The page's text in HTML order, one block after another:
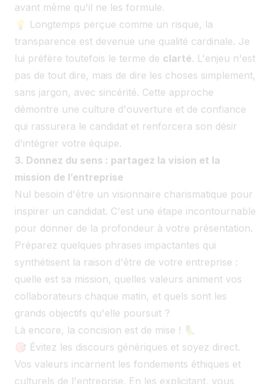
avant même qu'il ne les formule.
💡 Longtemps perçue comme un risque, la
transparence est devenue une qualité cardinale. Je
lui préfère toutefois le terme de clarté. L'enjeu n'est
pas de tout dire, mais de dire les choses simplement,
sans jargon, avec sincérité. Cette approche
démontre une culture d'ouverture et de confiance
qui rassurera le candidat et renforcera son désir
d'intégrer votre équipe.
3. Donnez du sens : partagez la vision et la
mission de l’entreprise
Nul besoin d'être un visionnaire charismatique pour
inspirer un candidat. C'est une étape incontournable
pour donner de la profondeur à votre présentation.
Préparez quelques phrases impactantes qui
synthétisent la raison d'être de votre entreprise :
quelle est sa mission, quelles valeurs animent vos
collaborateurs chaque matin, et quels sont les
grands objectifs qu'elle poursuit ?
Là encore, la concision est de mise ! 🦜
🎯 Évitez les discours génériques et soyez direct.
Vos valeurs incarnent les fondements éthiques et
culturels de l'entreprise. En les explicitant, vous